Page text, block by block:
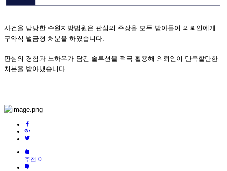
사건을 담당한 수원지방법원은 판심의 주장을 모두 받아들여 의뢰인에게
구약식 벌금형 처분을 하였습니다.
판심의 경험과 노하우가 담긴 솔루션을 적극 활용해 의뢰인이 만족할만한
처분을 받아냈습니다.
추천 0